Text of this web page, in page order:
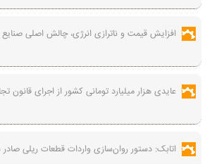
افزایش قیمت و ناترازی انرژی، چالش اصلی
عایدی هزار میلیارد تومانی کشور از اجرای قانون
اتابک: دستور روان‌سازی واردات قطعات ریلی